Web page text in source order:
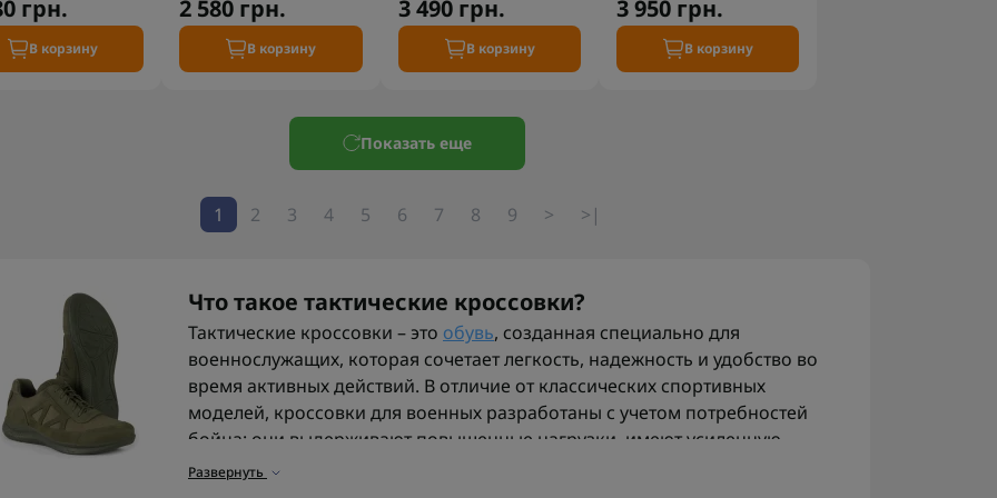
грн.
В корзину
2 580 грн.
В корзину
3 490 грн.
В корзину
3 950 грн.
В корзину
Показать еще
1 2 3 4 5 6 7 8 9 > >|
Что такое тактические кроссовки?
Тактические кроссовки – это обувь, созданная специально для
военнослужащих, которая сочетает легкость, надежность и удобство во
время активных действий. В отличие от классических спортивных
моделей, кроссовки для военных разработаны с учетом потребностей
бойца: они выдерживают повышенные нагрузки, имеют усиленную
подошву, защищающую от камней и осколков, а также обеспечивают
Развернуть